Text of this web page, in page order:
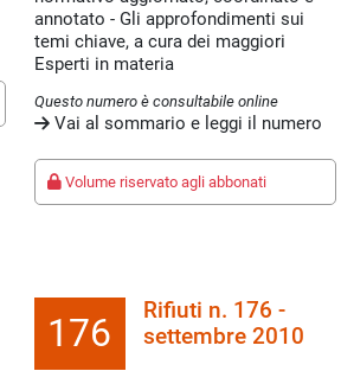
annotato - Gli approfondimenti sui
temi chiave, a cura dei maggiori
Esperti in materia
Questo numero è consultabile online
Vai al sommario e leggi il numero
Volume riservato agli abbonati
176
Rifiuti n. 176 -
settembre 2010